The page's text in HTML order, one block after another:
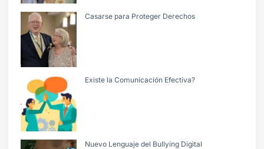
Casarse para Proteger Derechos
Existe la Comunicación Efectiva?
Nuevo Lenguaje del Bullying Digital